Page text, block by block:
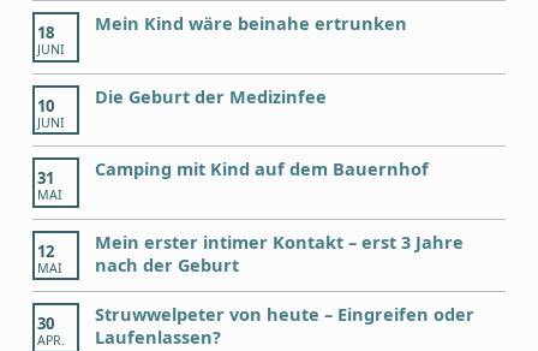
18
JUNI
Mein Kind wäre beinahe ertrunken
10
JUNI
Die Geburt der Medizinfee
31
MAI
Camping mit Kind auf dem Bauernhof
12
MAI
Mein erster intimer Kontakt – erst 3 Jahre
nach der Geburt
30
APR.
Struwwelpeter von heute – Eingreifen oder
Laufenlassen?